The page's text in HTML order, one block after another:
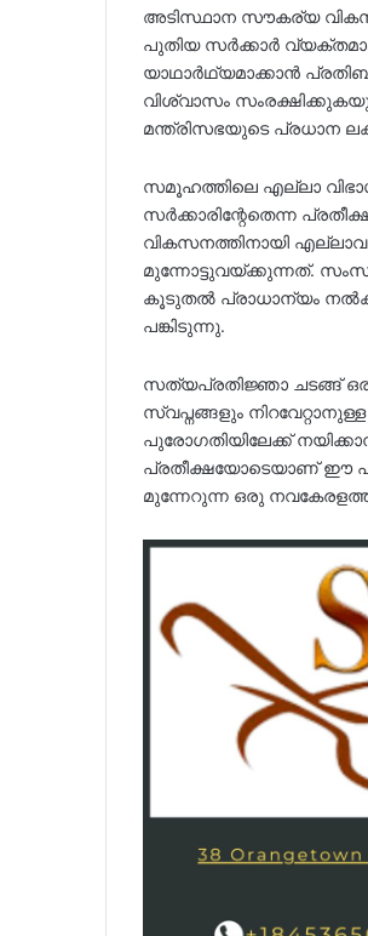
അടിസ്ഥാന സൗകര്യ
പുതിയ സർക്കാർ
യാഥാർഥ്യമാക്കാൻ
വിശ്വാസം
മന്ത്രിസഭയുടെ പ്രധാന
സമൂഹത്തിലെ എല്ലാ
സർക്കാരിന്റേതെന്ന
വികസനത്തിനായി
മുന്നോട്ടുവയ്ക്കുന്നത്.
കൂടുതൽ പ്രാധാന്യം
പങ്കിടുന്നു.
സത്യപ്രതിജ്ഞാ ചടങ്ങ്
സ്വപ്നങ്ങളും
പുരോഗതിയിലേക്ക്
പ്രതീക്ഷയോടെയാണ് ഈ
മുന്നേറുന്ന ഒരു